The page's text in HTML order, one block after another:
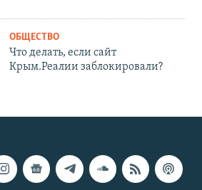
ОБЩЕСТВО
Что делать, если сайт
Крым.Реалии заблокировали?